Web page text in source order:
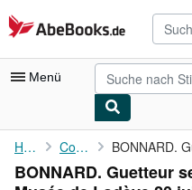
Zum Hauptinhalt
AbeBooks.de
Menü
Nutzerkonto
Meine Bestellungen
Home Collectif
BONNARD. Guetteur